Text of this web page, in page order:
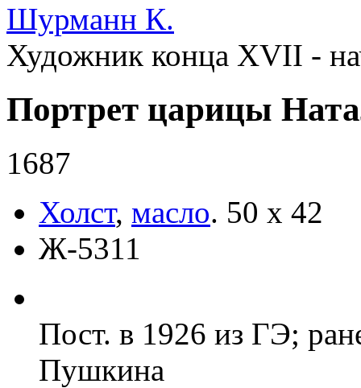
Шурманн К.
Художник конца XVII -
Портрет царицы
1687
Холст, масло. 50 х 42
Ж-5311
Пост. в 1926 из ГЭ;
Пушкина